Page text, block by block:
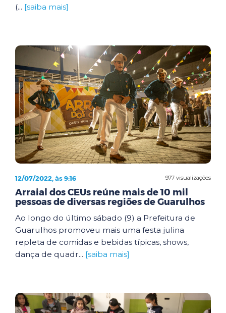
(... [saiba mais]
977 visualizações
12/07/2022, às 9:16
Arraial dos CEUs reúne mais de 10 mil
pessoas de diversas regiões de Guarulhos
Ao longo do último sábado (9) a Prefeitura de
Guarulhos promoveu mais uma festa julina
repleta de comidas e bebidas típicas, shows,
dança de quadr... [saiba mais]